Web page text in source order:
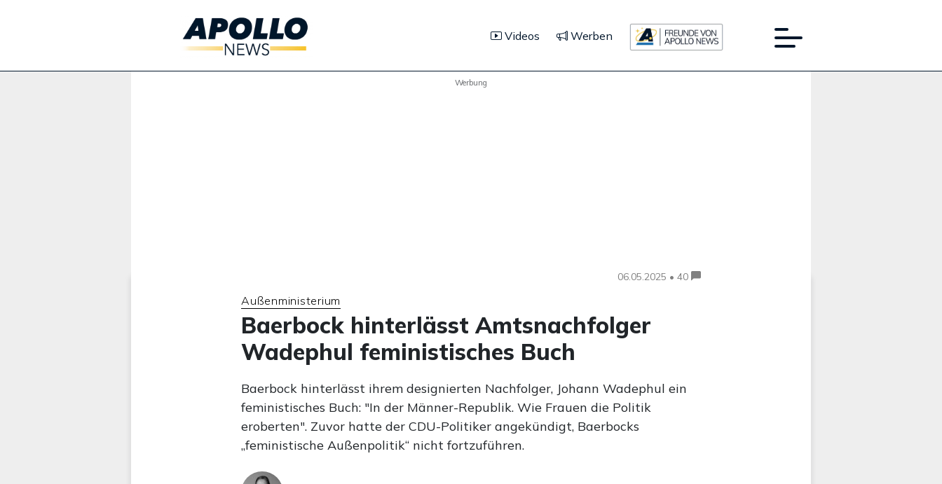
Videos Werben
Werbung
06.05.2025 • 40
Außenministerium
Baerbock hinterlässt Amtsnachfolger
Wadephul feministisches Buch
Baerbock hinterlässt ihrem designierten Nachfolger, Johann Wadephul ein
feministisches Buch: "In der Männer-Republik. Wie Frauen die Politik
eroberten". Zuvor hatte der CDU-Politiker angekündigt, Baerbocks
„feministische Außenpolitik“ nicht fortzuführen.